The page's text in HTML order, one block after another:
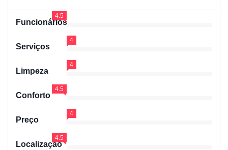
Funcionários
4.5
Serviços
4
Limpeza
4
Conforto
4.5
Preço
4
Localização
4.5